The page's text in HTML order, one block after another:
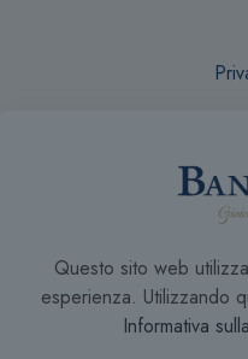
Questo sito web
esperienza. Utilizzando
Informativa